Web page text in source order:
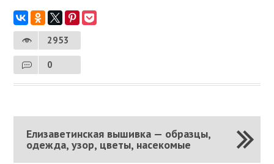
2953
0
Елизаветинская вышивка — образцы,
одежда, узор, цветы, насекомые